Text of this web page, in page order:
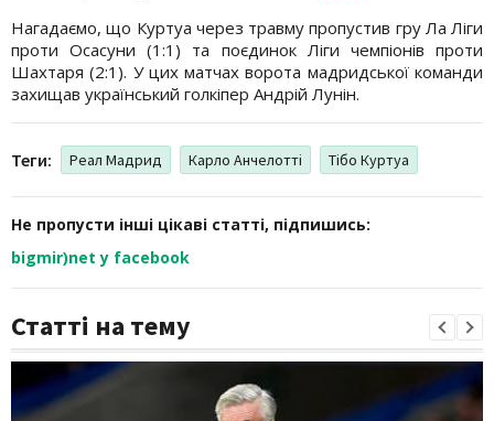
Нагадаємо, що Куртуа через травму пропустив гру Ла Ліги
проти Осасуни (1:1) та поєдинок Ліги чемпіонів проти
Шахтаря (2:1). У цих матчах ворота мадридської команди
захищав український голкіпер Андрій Лунін.
Теги: Реал Мадрид Карло Анчелотті Тібо Куртуа
Не пропусти інші цікаві статті, підпишись:
bigmir)net у facebook
Статті на тему